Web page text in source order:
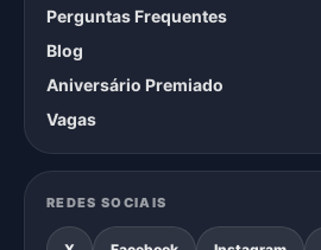
Perguntas Frequentes
Blog
Aniversário Premiado
Vagas
REDES SOCIAIS